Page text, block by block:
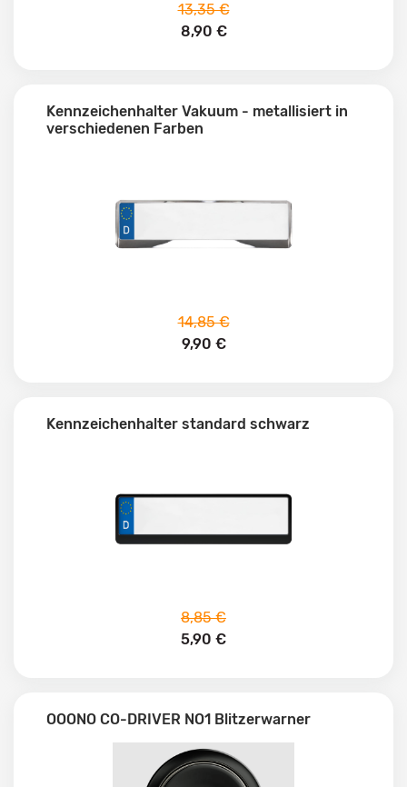
13,35 €
8,90 €
Kennzeichenhalter Vakuum - metallisiert in
verschiedenen Farben
14,85 €
9,90 €
Kennzeichenhalter standard schwarz
8,85 €
5,90 €
OOONO CO-DRIVER NO1 Blitzerwarner